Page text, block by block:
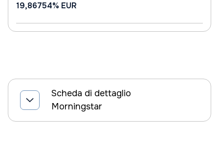
19,86754% EUR
Scheda di dettaglio
Morningstar